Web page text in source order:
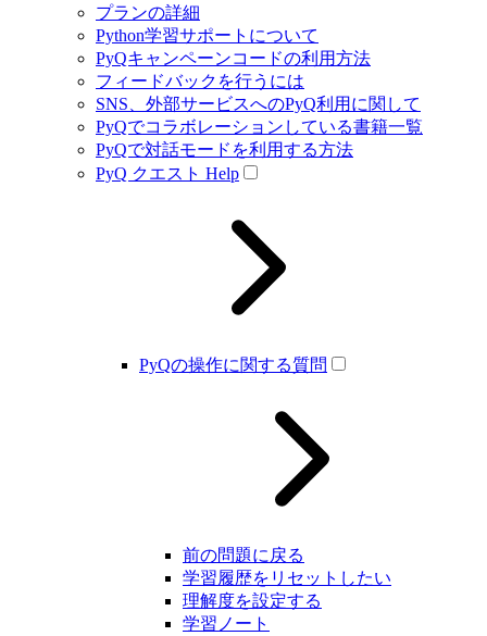
プランの詳細
Python学習サポートについて
PyQキャンペーンコードの利用方法
フィードバックを行うには
SNS、外部サービスへのPyQ利用に関して
PyQでコラボレーションしている書籍一覧
PyQで対話モードを利用する方法
PyQ クエスト Help
PyQの操作に関する質問
前の問題に戻る
学習履歴をリセットしたい
理解度を設定する
学習ノート